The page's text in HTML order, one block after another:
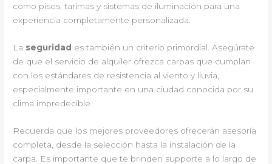
como pisos, tarimas y sistemas de iluminación para una
experiencia completamente personalizada.
La seguridad es también un criterio primordial. Asegúrate
de que el servicio de alquiler ofrezca carpas que cumplan
con los estándares de resistencia al viento y lluvia,
especialmente importante en una ciudad conocida por su
clima impredecible.
Recuerda que los mejores proveedores ofrecerán asesoría
completa, desde la selección hasta la instalación de la
carpa. Es importante que te brinden supporte a lo largo de